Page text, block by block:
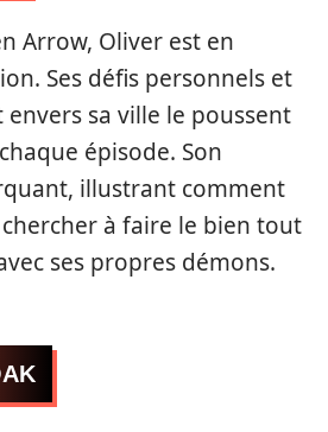
Arrow, Oliver est en
Ses défis personnels et
sa ville le poussent
épisode. Son
illustrant comment
à faire le bien tout
ses propres démons.